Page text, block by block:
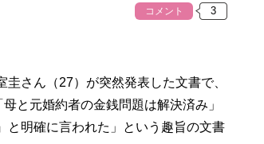
コメント
さん（27）が突然発表した文書で、
と元婚約者の金銭問題は解決済み」
と明確に言われた」という趣旨の文書